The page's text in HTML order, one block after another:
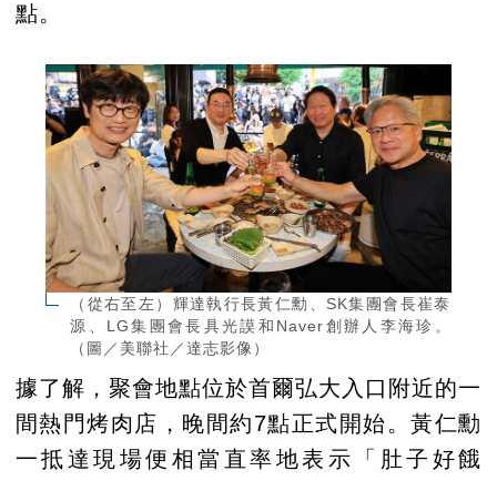
點。
（從右至左）輝達執行長黃仁勳、SK集團會長崔泰
源、LG集團會長具光謨和Naver創辦人李海珍。
（圖／美聯社／達志影像）
據了解，聚會地點位於首爾弘大入口附近的一
間熱門烤肉店，晚間約7點正式開始。黃仁勳
一抵達現場便相當直率地表示「肚子好餓